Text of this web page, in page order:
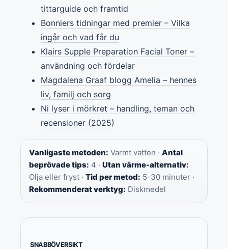
tittarguide och framtid
Bonniers tidningar med premier – Vilka
ingår och vad får du
Klairs Supple Preparation Facial Toner –
användning och fördelar
Magdalena Graaf blogg Amelia – hennes
liv, familj och sorg
Ni lyser i mörkret – handling, teman och
recensioner (2025)
Vanligaste metoden: Varmt vatten · Antal
beprövade tips: 4 · Utan värme-alternativ:
Olja eller fryst · Tid per metod: 5-30 minuter ·
Rekommenderat verktyg: Diskmedel
SNABBÖVERSIKT